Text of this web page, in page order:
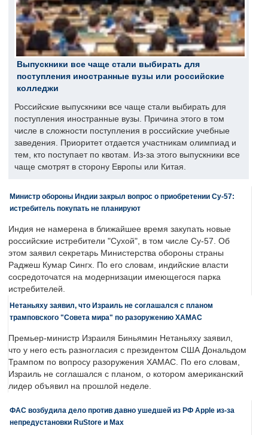
Выпускники все чаще стали выбирать для
поступления иностранные вузы или российские
колледжи
Российские выпускники все чаще стали выбирать для
поступления иностранные вузы. Причина этого в том
числе в сложности поступления в российские учебные
заведения. Приоритет отдается участникам олимпиад и
тем, кто поступает по квотам. Из-за этого выпускники все
чаще смотрят в сторону Европы или Китая.
Министр обороны Индии закрыл вопрос о приобретении Су-57:
истребитель покупать не планируют
Индия не намерена в ближайшее время закупать новые
российские истребители "Сухой", в том числе Су-57. Об
этом заявил секретарь Министерства обороны страны
Раджеш Кумар Сингх. По его словам, индийские власти
сосредоточатся на модернизации имеющегося парка
истребителей.
Нетаньяху заявил, что Израиль не соглашался с планом
трамповского "Совета мира" по разоружению ХАМАС
Премьер-министр Израиля Биньямин Нетаньяху заявил,
что у него есть разногласия с президентом США Дональдом
Трампом по вопросу разоружения ХАМАС. По его словам,
Израиль не соглашался с планом, о котором американский
лидер объявил на прошлой неделе.
ФАС возбудила дело против давно ушедшей из РФ Apple из-за
непредустановки RuStore и Max